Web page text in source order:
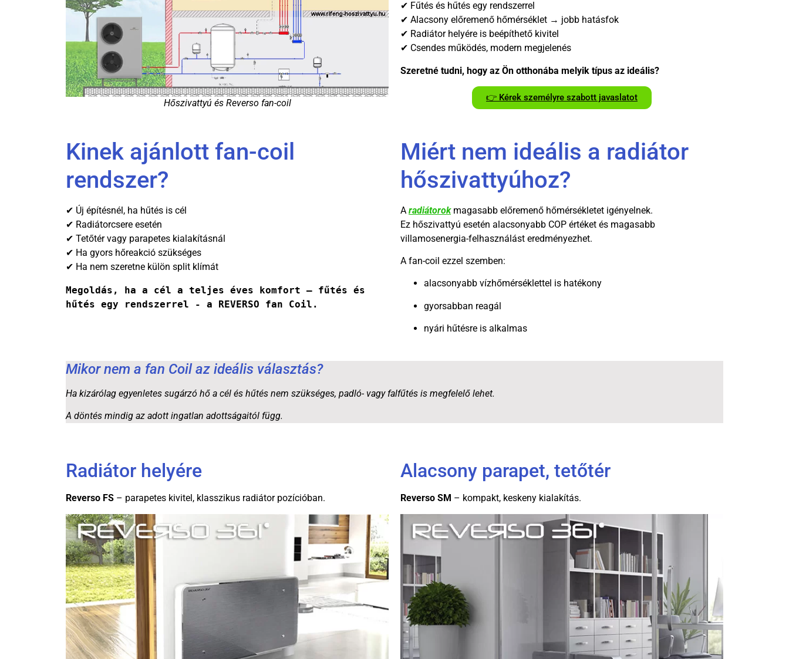
Hőszivattyú és Reverso fan-coil
✔ Fűtés és hűtés egy rendszerrel
✔ Alacsony előremenő hőmérséklet → jobb hatásfok
✔ Radiátor helyére is beépíthető kivitel
✔ Csendes működés, modern megjelenés
Szeretné tudni, hogy az Ön otthonába melyik típus az ideális?
👉 Kérek személyre szabott javaslatot
Kinek ajánlott fan-coil
rendszer?
✔ Új építésnél, ha hűtés is cél
✔ Radiátorcsere esetén
✔ Tetőtér vagy parapetes kialakításnál
✔ Ha gyors hőreakció szükséges
✔ Ha nem szeretne külön split klímát
Megoldás, ha a cél a teljes éves komfort – fűtés és
hűtés egy rendszerrel - a REVERSO fan Coil.
Miért nem ideális a radiátor
hőszivattyúhoz?
A radiátorokmagasabb előremenő hőmérsékletet igényelnek.
Ez hőszivattyú esetén alacsonyabb COP értéket és magasabb
villamosenergia-felhasználást eredményezhet.
A fan-coil ezzel szemben:
alacsonyabb vízhőmérséklettel is hatékony
gyorsabban reagál
nyári hűtésre is alkalmas
Mikor nem a fan Coil az ideális választás?
Ha kizárólag egyenletes sugárzó hő a cél és hűtés nem szükséges, padló- vagy falfűtés is megfelelő lehet.
A döntés mindig az adott ingatlan adottságaitól függ.
Radiátor helyére
Reverso FS – parapetes kivitel, klasszikus radiátor pozícióban.
Alacsony parapet, tetőtér
Reverso SM – kompakt, keskeny kialakítás.